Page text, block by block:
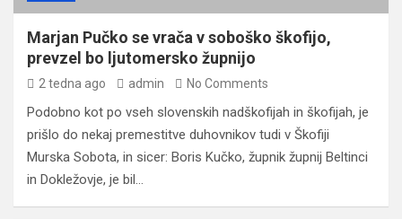
Marjan Pučko se vrača v soboško škofijo,
prevzel bo ljutomersko župnijo
2 tedna ago admin No Comments
Podobno kot po vseh slovenskih nadškofijah in škofijah, je
prišlo do nekaj premestitve duhovnikov tudi v Škofiji
Murska Sobota, in sicer: Boris Kučko, župnik župnij Beltinci
in Dokležovje, je bil…